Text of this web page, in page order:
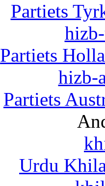
Partiets
Partiets
hizb-
Partiets
Urdu